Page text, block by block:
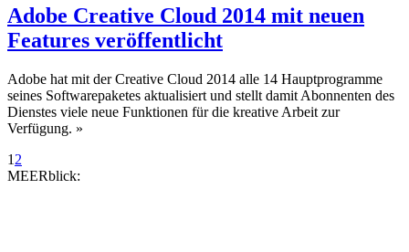
Adobe Creative Cloud 2014 mit neuen
Features veröffentlicht
Adobe hat mit der Creative Cloud 2014 alle 14 Hauptprogramme
seines Softwarepaketes aktualisiert und stellt damit Abonnenten des
Dienstes viele neue Funktionen für die kreative Arbeit zur
Verfügung. »
1 2
MEERblick: